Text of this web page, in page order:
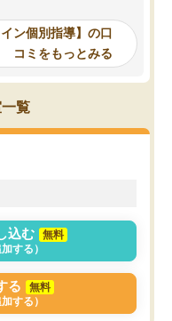
あ
通
り
た
いなのがあり(有料)、受
ことをどんなスケジュー
くか相談したのですが、
ち期待したものではなく
くなってきたようなので
ン個別指導】の口
コミをもっとみる
覧
込む
無料
する）
る
無料
する）